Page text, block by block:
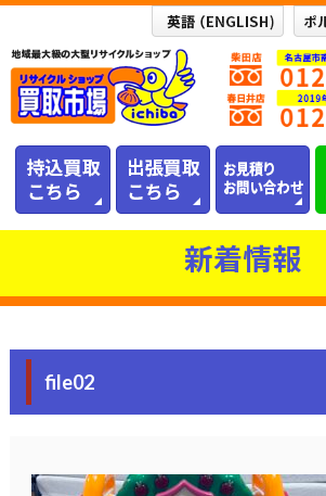
新着情報
file02